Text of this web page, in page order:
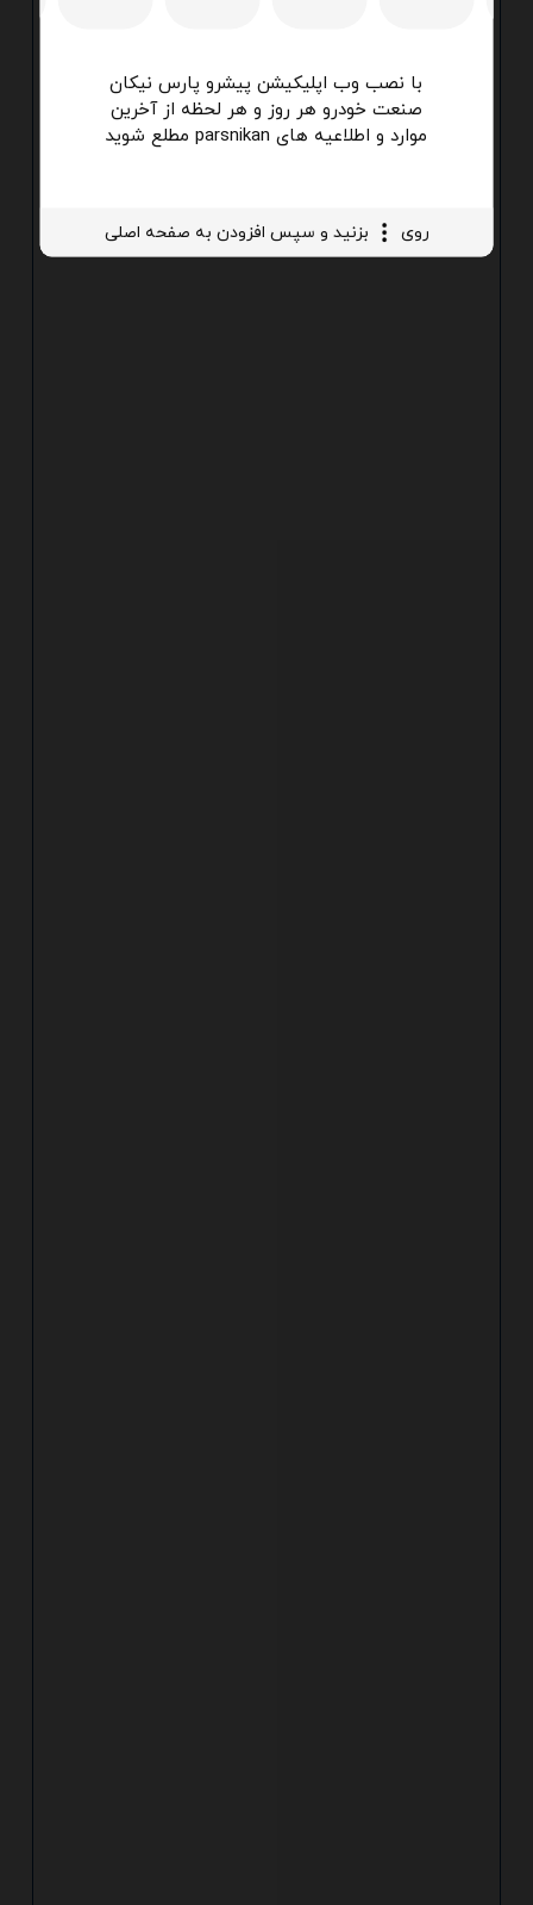
با نصب وب اپلیکیشن پیشرو پارس نیکان
صنعت خودرو هر روز و هر لحظه از آخرین
موارد و اطلاعیه های parsnikan مطلع شوید
روی بزنید و سپس افزودن به صفحه اصلی